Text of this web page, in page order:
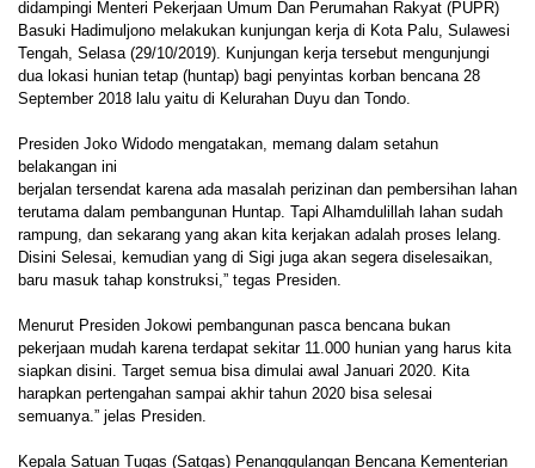
didampingi Menteri Pekerjaan Umum Dan Perumahan Rakyat (PUPR)
Basuki Hadimuljono melakukan kunjungan kerja di Kota Palu, Sulawesi
Tengah, Selasa (29/10/2019). Kunjungan kerja tersebut mengunjungi
dua lokasi hunian tetap (huntap) bagi penyintas korban bencana 28
September 2018 lalu yaitu di Kelurahan Duyu dan Tondo.
Presiden Joko Widodo mengatakan, memang dalam setahun
belakangan ini
berjalan tersendat karena ada masalah perizinan dan pembersihan lahan
terutama dalam pembangunan Huntap. Tapi Alhamdulillah lahan sudah
rampung, dan sekarang yang akan kita kerjakan adalah proses lelang.
Disini Selesai, kemudian yang di Sigi juga akan segera diselesaikan,
baru masuk tahap konstruksi,” tegas Presiden.
Menurut Presiden Jokowi pembangunan pasca bencana bukan
pekerjaan mudah karena terdapat sekitar 11.000 hunian yang harus kita
siapkan disini. Target semua bisa dimulai awal Januari 2020. Kita
harapkan pertengahan sampai akhir tahun 2020 bisa selesai
semuanya.” jelas Presiden.
Kepala Satuan Tugas (Satgas) Penanggulangan Bencana Kementerian